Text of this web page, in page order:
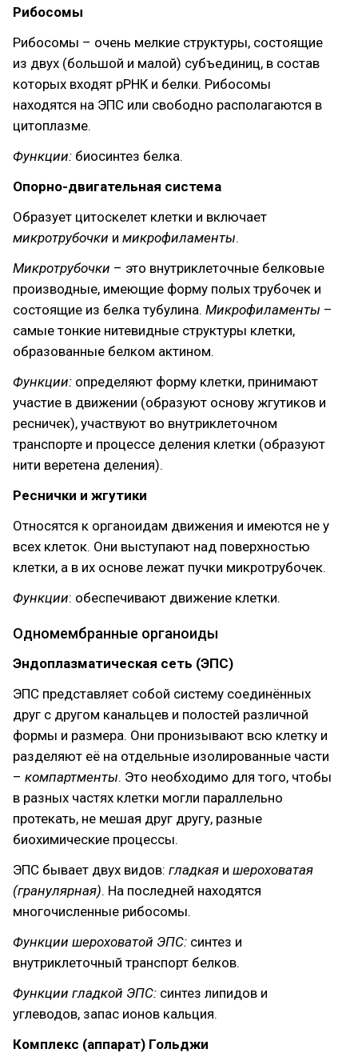
Рибосомы
Рибосомы – очень мелкие структуры, состоящие
из двух (большой и малой) субъединиц, в состав
которых входят рРНК и белки. Рибосомы
находятся на ЭПС или свободно располагаются в
цитоплазме.
Функции: биосинтез белка.
Опорно-двигательная система
Образует цитоскелет клетки и включает
микротрубочки и микрофиламенты.
Микротрубочки – это внутриклеточные белковые
производные, имеющие форму полых трубочек и
состоящие из белка тубулина. Микрофиламенты –
самые тонкие нитевидные структуры клетки,
образованные белком актином.
Функции: определяют форму клетки, принимают
участие в движении (образуют основу жгутиков и
ресничек), участвуют во внутриклеточном
транспорте и процессе деления клетки (образуют
нити веретена деления).
Реснички и жгутики
Относятся к органоидам движения и имеются не у
всех клеток. Они выступают над поверхностью
клетки, а в их основе лежат пучки микротрубочек.
Функции: обеспечивают движение клетки.
Одномембранные органоиды
Эндоплазматическая сеть (ЭПС)
ЭПС представляет собой систему соединённых
друг с другом канальцев и полостей различной
формы и размера. Они пронизывают всю клетку и
разделяют её на отдельные изолированные части
– компартменты. Это необходимо для того, чтобы
в разных частях клетки могли параллельно
протекать, не мешая друг другу, разные
биохимические процессы.
ЭПС бывает двух видов: гладкая и шероховатая
(гранулярная). На последней находятся
многочисленные рибосомы.
Функции шероховатой ЭПС: синтез и
внутриклеточный транспорт белков.
Функции гладкой ЭПС: синтез липидов и
углеводов, запас ионов кальция.
Комплекс (аппарат) Гольджи